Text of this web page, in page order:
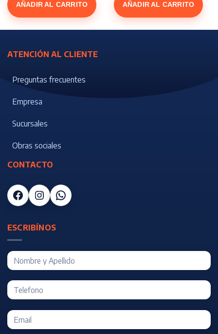
AÑADIR AL CARRITO AÑADIR AL CARRITO
ATENCIÓN AL CLIENTE
Preguntas frecuentes
Empresa
Sucursales
Obras sociales
CONTACTO
Facebook
Instagram
WhatsApp
ESCRIBÍNOS